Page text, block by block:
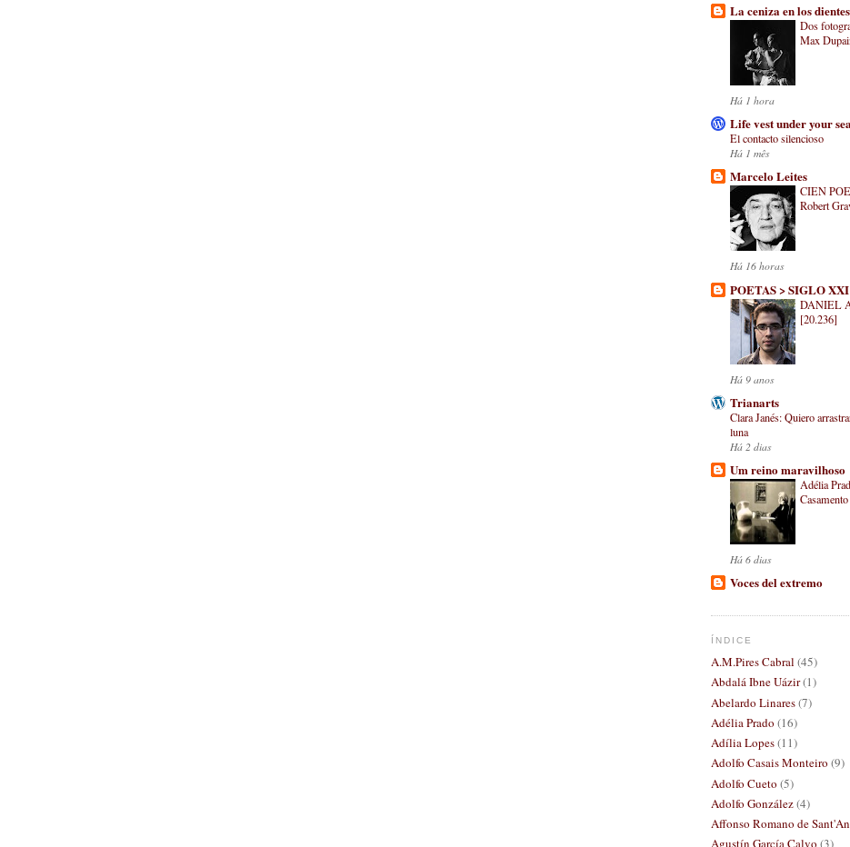
La ceniza en los
Dos
Max
Há 1 hora
Life vest under your
El contacto silencioso
Há 1 mês
Marcelo Leites
CIEN
Robert
Há 16 horas
POETAS > SIGLO XXI
DANIEL
[20.236]
Há 9 anos
Trianarts
Clara Janés: Quiero
luna
Há 2 dias
Um reino maravilhoso
Adélia
Casamento
Há 6 dias
Voces del extremo
ÍNDICE
A.M.Pires Cabral (45)
Abdalá Ibne Uázir(1)
Abelardo Linares(7)
Adélia Prado (16)
Adília Lopes(11)
Adolfo Casais Monteiro (9)
Adolfo Cueto (5)
Adolfo González(4)
Affonso Romano de